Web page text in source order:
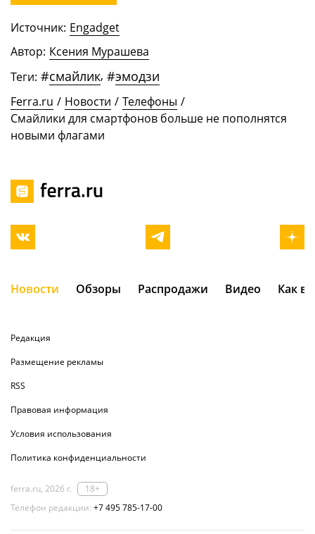
Источник: Engadget
Автор: Ксения Мурашева
Теги: #смайлик, #эмодзи
Ferra.ru / Новости / Телефоны /
Смайлики для смартфонов больше не пополнятся
новыми флагами
Новости Обзоры Распродажи Видео Как
Редакция
Размещение рекламы
RSS
Правовая информация
Условия использования
Политика конфиденциальности
ferra.ru, 2026 г.
18+
Телефон редакции: +7 495 785-17-00